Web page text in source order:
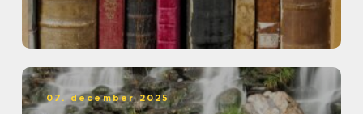
07. december 2025